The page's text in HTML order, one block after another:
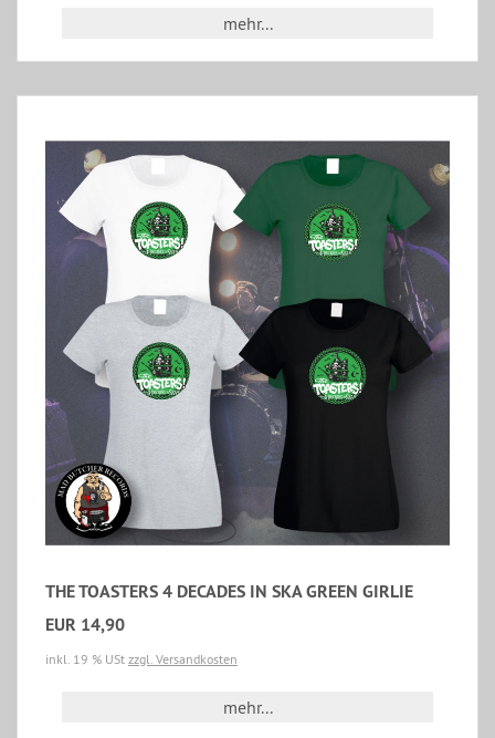
mehr...
THE TOASTERS 4 DECADES IN SKA GREEN GIRLIE
EUR 14,90
inkl. 19 % USt zzgl. Versandkosten
mehr...